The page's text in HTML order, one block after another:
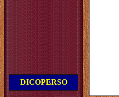
DICOPERSO